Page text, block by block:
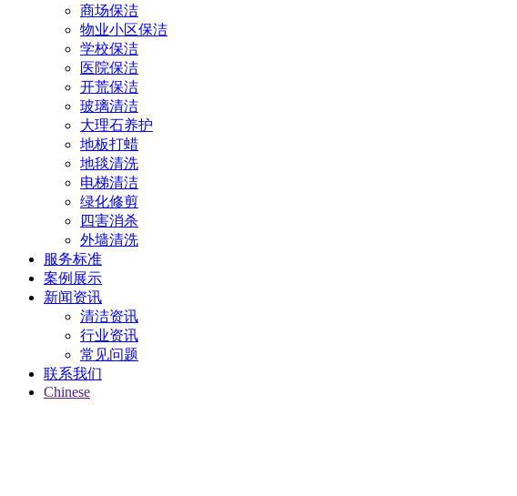
商场保洁
物业小区保洁
学校保洁
医院保洁
开荒保洁
玻璃清洁
大理石养护
地板打蜡
地毯清洗
电梯清洁
绿化修剪
四害消杀
外墙清洗
服务标准
案例展示
新闻资讯
清洁资讯
行业资讯
常见问题
联系我们
Chinese